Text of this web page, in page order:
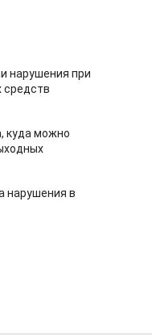
нарушения при
средств
куда можно
нарушения в